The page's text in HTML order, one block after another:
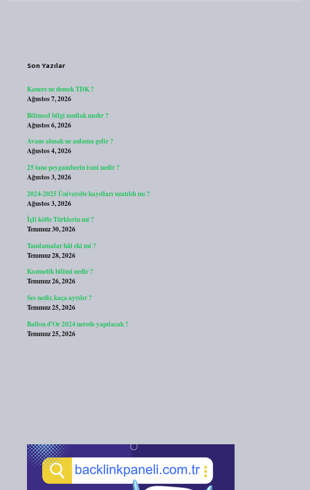
Son Yazılar
Kanere ne demek TDK ?
Ağustos 7, 2026
Bilimsel bilgi mutlak mıdır ?
Ağustos 6, 2026
Avans almak ne anlama gelir ?
Ağustos 4, 2026
25 tane peygamberin ismi nedir ?
Ağustos 3, 2026
2024-2025 Üniversite kayıtları uzatıldı mı ?
Ağustos 3, 2026
İçli köfte Türklerin mi ?
Temmuz 30, 2026
Tamlamalar hâl eki mi ?
Temmuz 28, 2026
Kozmetik bilimi nedir ?
Temmuz 26, 2026
Ses nedir, kaça ayrılır ?
Temmuz 25, 2026
Ballon d’Or 2024 nerede yapılacak ?
Temmuz 25, 2026